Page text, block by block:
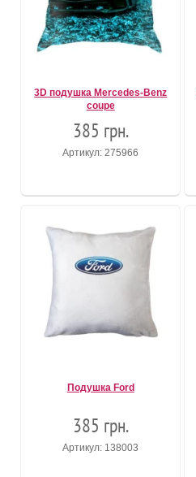
3D подушка Mercedes-Benz
coupe
385 грн.
Артикул: 275966
Подушка Ford
385 грн.
Артикул: 138003